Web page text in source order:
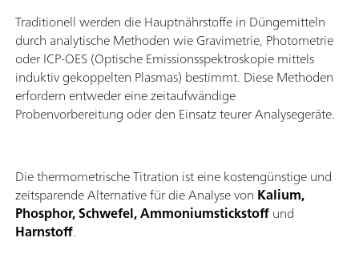
Traditionell werden die Hauptnährstoffe in Düngemitteln
durch analytische Methoden wie Gravimetrie, Photometrie
oder ICP-OES (Optische Emissionsspektroskopie mittels
induktiv gekoppelten Plasmas) bestimmt. Diese Methoden
erfordern entweder eine zeitaufwändige
Probenvorbereitung oder den Einsatz teurer Analysegeräte.
Die thermometrische Titration ist eine kostengünstige und
zeitsparende Alternative für die Analyse von Kalium,
Phosphor, Schwefel, Ammoniumstickstoffund
Harnstoff.